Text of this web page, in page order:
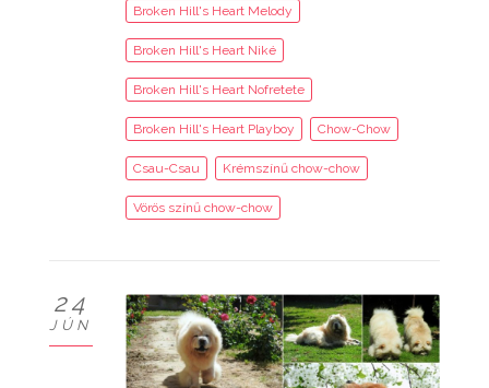
Broken Hill's Heart Melody
Broken Hill's Heart Niké
Broken Hill's Heart Nofretete
Broken Hill's Heart Playboy Chow-Chow
Csau-Csau Krémszínű chow-chow
Vörös színű chow-chow
24
JÚN